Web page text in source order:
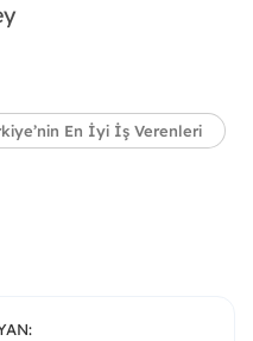
En İyi İş Verenleri